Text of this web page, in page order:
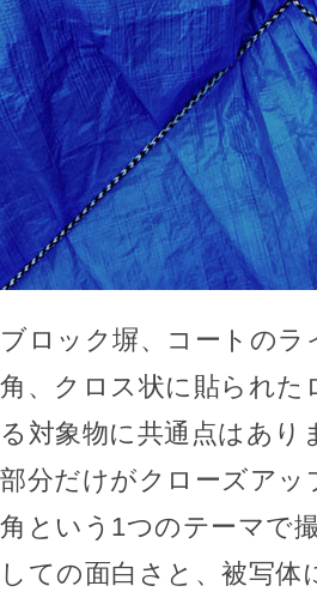
ブロック塀、コートの
角、クロス状に貼られた
る対象物に共通点はあ
部分だけがクローズア
角という1つのテーマで
しての面白さと、被写